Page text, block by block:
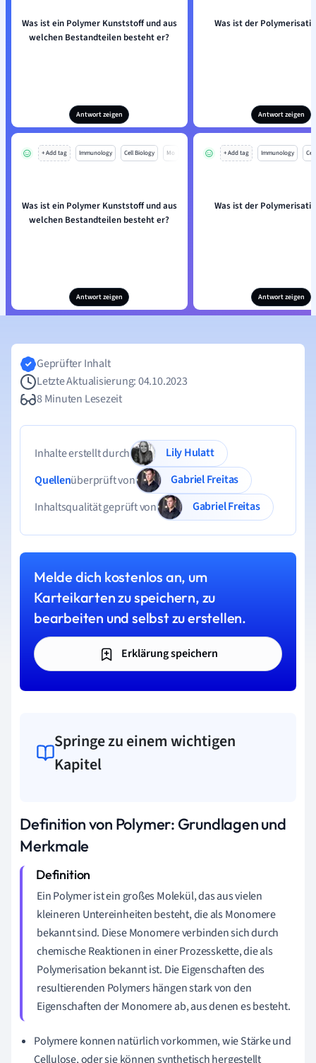
Was ist ein Polymer Kunststoff und aus
welchen Bestandteilen besteht er?
Antwort zeigen
Was ist der
Antwort zeigen
+ Add tag Immunology Cell Biology Mo
Was ist ein Polymer Kunststoff und aus
welchen Bestandteilen besteht er?
Antwort zeigen
+ Add tag Immunology
Was ist der
Antwort zeigen
Geprüfter Inhalt
Letzte Aktualisierung: 04.10.2023
8 Minuten Lesezeit
Inhalte erstellt durch
Lily Hulatt
Quellenüberprüft von
Gabriel Freitas
Inhaltsqualität geprüft von
Gabriel Freitas
Melde dich kostenlos an, um
Karteikarten zu speichern, zu
bearbeiten und selbst zu erstellen.
Erklärung speichern
Springe zu einem wichtigen
Kapitel
Definition von Polymer: Grundlagen und
Merkmale
Ein Polymer ist ein großes Molekül, das aus vielen
kleineren Untereinheiten besteht, die als Monomere
bekannt sind. Diese Monomere verbinden sich durch
chemische Reaktionen in einer Prozesskette, die als
Polymerisation bekannt ist. Die Eigenschaften des
resultierenden Polymers hängen stark von den
Eigenschaften der Monomere ab, aus denen es besteht.
Polymere konnen natürlich vorkommen, wie Stärke und
Cellulose, oder sie können synthetisch hergestellt